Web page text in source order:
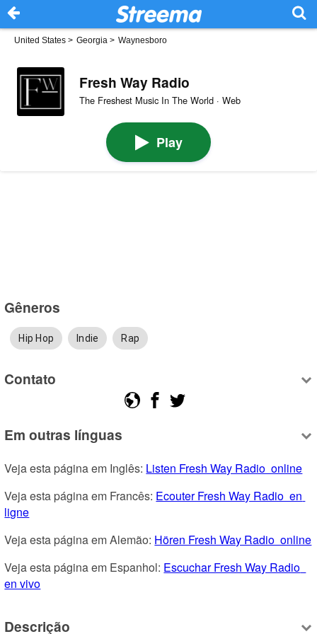
United States > Georgia > Waynesboro
Fresh Way Radio
The Freshest Music In The World · Web
Play
Gêneros
Hip Hop Indie Rap
Contato
Em outras línguas
Veja esta página em Inglês: Listen Fresh Way Radio  online
Veja esta página em Francês: Ecouter Fresh Way Radio  en
ligne
Veja esta página em Alemão: Hören Fresh Way Radio  online
Veja esta página em Espanhol: Escuchar Fresh Way Radio
en vivo
Descrição